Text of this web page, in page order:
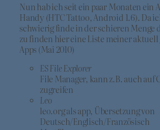
Nun hab ich seit ein paar Monaten ein
Handy (HTC Tattoo, Android 1.6). Da
schwierig finde in der schieren Menge
zu finden hier eine Liste meiner
Apps (Mai 2010)
ES File Explorer
File Manager, kann z.B. auch auf
zugreifen
Leo
leo.org als app, Übersetzung von
Deutsch/Englisch/Französisch